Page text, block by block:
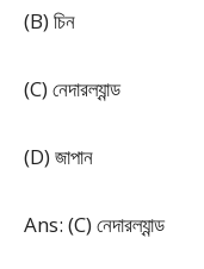
(B) চিন
(C) নেদারল্যান্ড
(D) জাপান
Ans: (C) নেদারল্যান্ড